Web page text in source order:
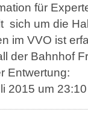
für
sich um die
im VVO ist
der Bahnhof
Entwertung:
2015 um